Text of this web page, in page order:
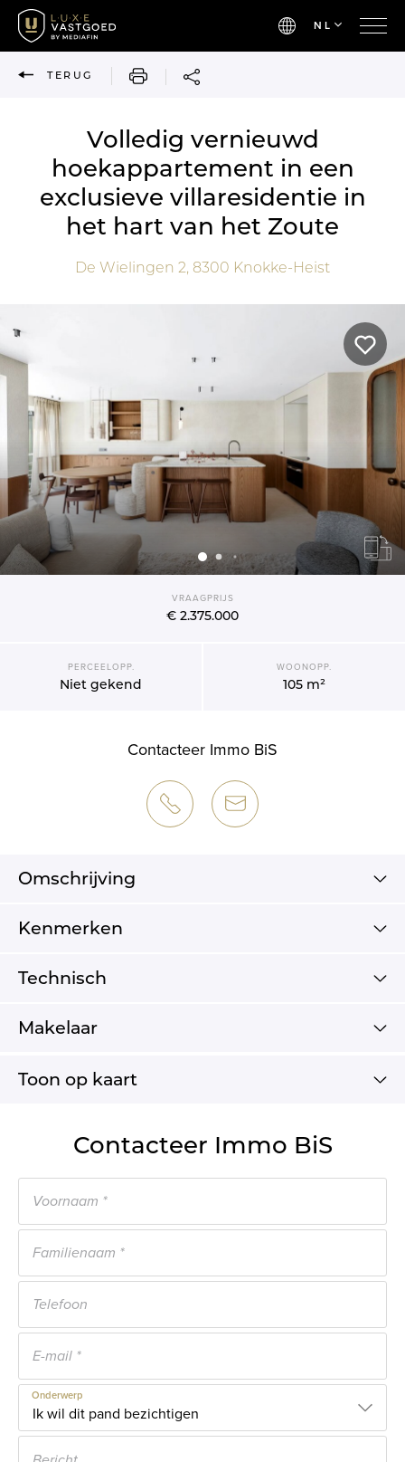
NL
TERUG AFDRUKKEN
Volledig vernieuwd
hoekappartement in een
exclusieve villaresidentie in
het hart van het Zoute
De Wielingen 2, 8300 Knokke-Heist
VRAAGPRIJS
€ 2.375.000
PERCEELOPP.
Niet gekend
WOONOPP.
105 m²
Contacteer Immo BiS
Omschrijving
Kenmerken
Technisch
Makelaar
Toon op kaart
Contacteer Immo BiS
Onderwerp